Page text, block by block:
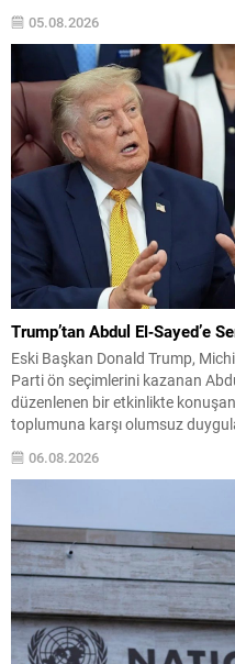
pekiştirdi. Uluslararası güvenlik
tehditlerle...
05.08.2026
Trump’tan Abdul El‑Sayed’e
Eski Başkan Donald Trump,
Parti ön seçimlerini kazanan
düzenlenen bir etkinlikte
toplumuna karşı olumsuz
“Yahudilerden nefret ettiğini” öne
06.08.2026